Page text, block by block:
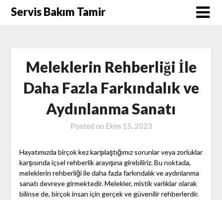
SkipServis Bakım Tamir
Meleklerin Rehberliği İle
Daha Fazla Farkındalık ve
Aydınlanma Sanatı
Posted on Ekim 15, 2023
Hayatımızda birçok kez karşılaştığımız sorunlar veya zorluklar
karşısında içsel rehberlik arayışına girebiliriz. Bu noktada,
meleklerin rehberliği ile daha fazla farkındalık ve aydınlanma
sanatı devreye girmektedir. Melekler, mistik varlıklar olarak
bilinse de, birçok insan için gerçek ve güvenilir rehberlerdir.